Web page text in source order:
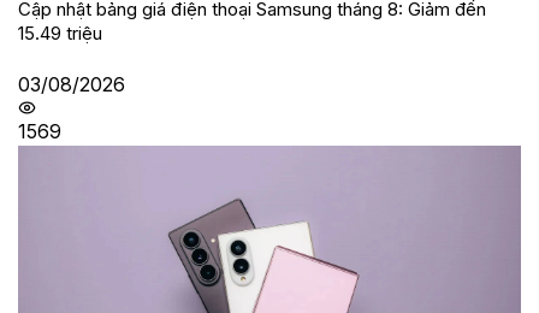
Cập nhật bảng giá điện thoại Samsung tháng 8: Giảm đến
15.49 triệu
03/08/2026
1569